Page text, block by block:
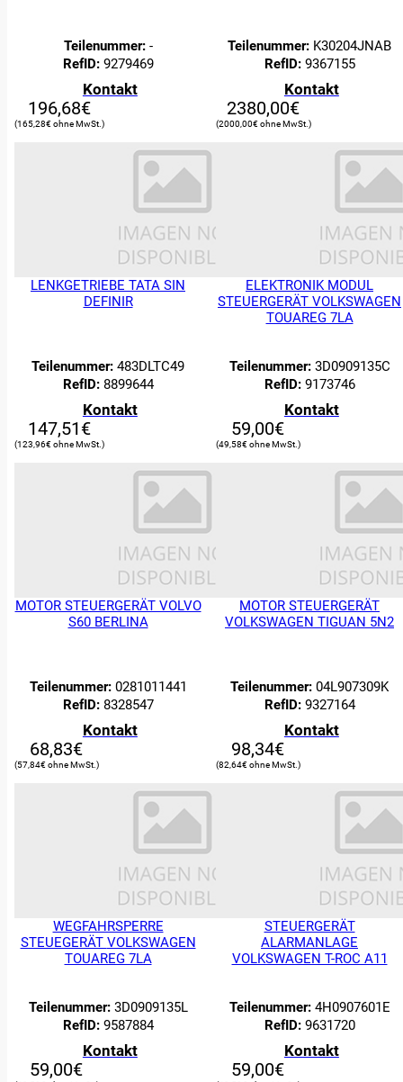
Teilenummer:-
RefID:9279469
Kontakt
196,68€
165,28€
Teilenummer: K30204JNAB
RefID:9367155
Kontakt
2380,00€
2000,00€
LENKGETRIEBE TATA SIN
DEFINIR
Teilenummer: 483DLTC49
RefID:8899644
Kontakt
147,51€
123,96€
ELEKTRONIK MODUL
STEUERGERÄT VOLKSWAGEN
TOUAREG 7LA
Teilenummer:3D0909135C
RefID:9173746
Kontakt
59,00€
49,58€
MOTOR STEUERGERÄT VOLVO
S60 BERLINA
Teilenummer:0281011441
RefID:8328547
Kontakt
68,83€
57,84€
MOTOR STEUERGERÄT
VOLKSWAGEN TIGUAN 5N2
Teilenummer: 04L907309K
RefID:9327164
Kontakt
98,34€
82,64€
WEGFAHRSPERRE
STEUEGERÄT VOLKSWAGEN
TOUAREG 7LA
Teilenummer:3D0909135L
RefID:9587884
Kontakt
59,00€
STEUERGERÄT
ALARMANLAGE
VOLKSWAGEN T-ROC A11
Teilenummer:4H0907601E
RefID:9631720
Kontakt
59,00€